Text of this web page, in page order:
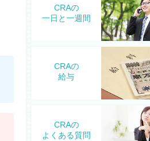
CRAの
一日と一週間
CRAの
給与
CRAの
よくある質問